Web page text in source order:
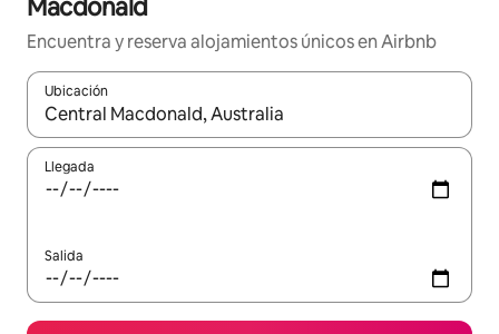
Macdonald
Encuentra y reserva alojamientos únicos en Airbnb
Ubicación
Cuando los resultados estén disponibles, navega con las
Llegada
Salida